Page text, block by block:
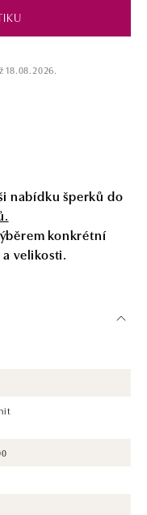
nabídku šperků do
konkrétní
velikosti.